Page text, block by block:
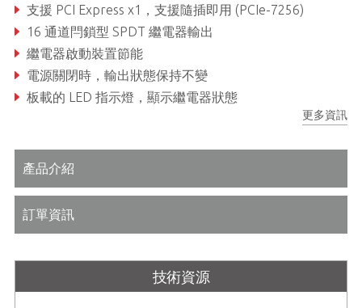
支援 PCI Express x1，支援隨插即用 (PCIe-7256)
16 通道閂鎖型 SPDT 繼電器輸出
繼電器啟動裝置節能
電源關閉時，輸出狀態保持不變
板載的 LED 指示燈，顯示繼電器狀態
更多資訊
產品介紹
訂單資訊
技術資源